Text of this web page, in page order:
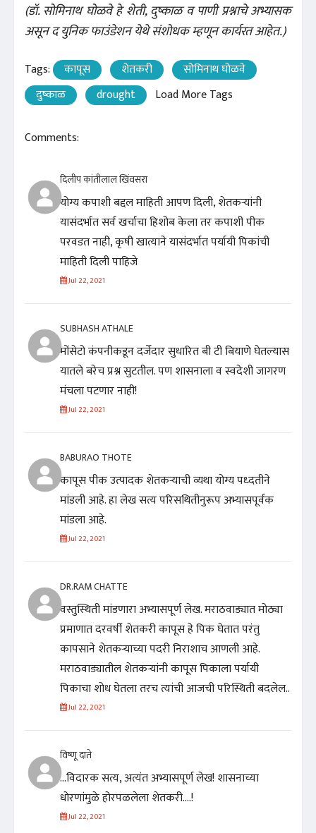
(डॉ. सोमिनाथ घोळवे हे शेती, दुष्काळ व पाणी प्रश्नाचे अभ्यासक
असून द युनिक फाउंडेशन येथे संशोधक म्हणून कार्यरत आहेत.)
Tags: कापूस शेतकरी
सोमिनाथ घोळवे
दुष्काळ
drought Load More Tags
Comments:
दिलीप कांतीलाल खिंवसरा
योग्य कपाशी बद्दल माहिती आपण दिली, शेतकऱ्यांनी
यासंदर्भात सर्व खर्चाचा हिशोब केला तर कपाशी पीक
परवडत नाही, कृषी खात्याने यासंदर्भात पर्यायी पिकांची
माहिती दिली पाहिजे
Jul 22, 2021
SUBHASH ATHALE
मोंसेटो कंपनीकडून दर्जेदार सुधारित बी टी बियाणे घेतल्यास
यातले बरेच प्रश्न सुटतील. पण शासनाला व स्वदेशी जागरण
मंचला पटणार नाही!
Jul 22, 2021
BABURAO THOTE
कापूस पीक उत्पादक शेतकऱ्याची व्यथा योग्य पध्दतीने
मांडली आहे. हा लेख सत्य परिसथितीनुरूप अभ्यासपूर्वक
मांडला आहे.
Jul 22, 2021
DR.RAM CHATTE
वस्तुस्थिती मांडणारा अभ्यासपूर्ण लेख. मराठवाड्यात मोठ्या
प्रमाणात दरवर्षी शेतकरी कापूस हे पिक घेतात परंतु
कापसाने शेतकऱ्याच्या पदरी निराशाच आणली आहे.
मराठवाड्यातील शेतकऱ्यांनी कापूस पिकाला पर्यायी
पिकाचा शोध घेतला तरच त्यांची आजची परिस्थिती बदलेल..
Jul 22, 2021
विष्णू दाते
...विदारक सत्य, अत्यंत अभ्यासपूर्ण लेख! शासनाच्या
धोरणांमुळे होरपळलेला शेतकरी....!
Jul 22, 2021